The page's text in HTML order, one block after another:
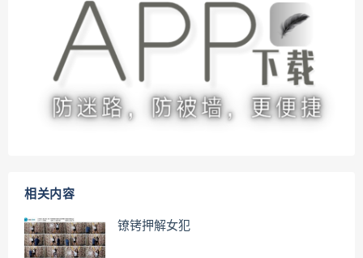
相关内容
镣铐押解女犯